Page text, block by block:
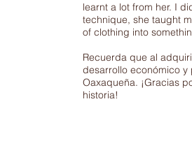
learnt a lot from her. I
technique, she taught
of clothing into
Recuerda que al
desarrollo económico y
Oaxaqueña. ¡Gracias
historia!